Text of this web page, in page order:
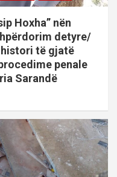
Hoxha” nën
detyre/
të gjatë
penale
Sarandë